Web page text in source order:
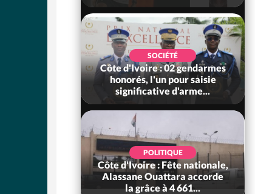
SOCIÉTÉ
Côte d'Ivoire : 02 gendarmes
honorés, l'un pour saisie
significative d'arme...
POLITIQUE
Côte d'Ivoire : Fête nationale,
Alassane Ouattara accorde
la grâce à 4 661...